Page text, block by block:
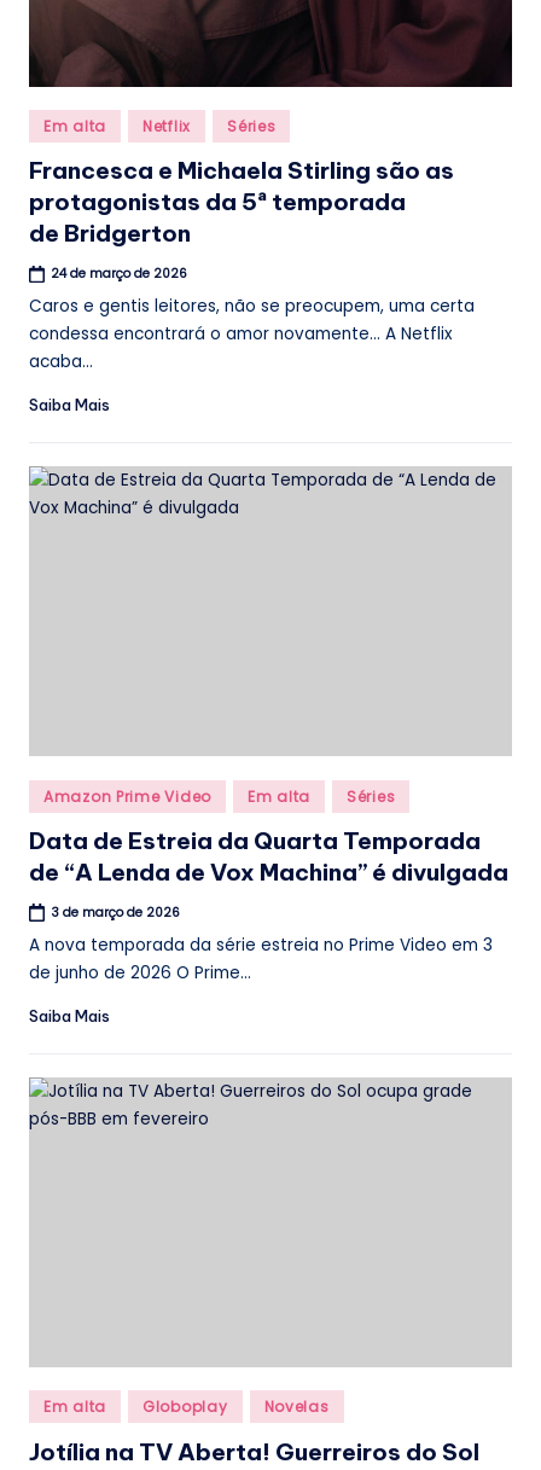
Posted
in
Em alta Netflix Séries
Francesca e Michaela Stirling são as
protagonistas da 5ª temporada
de Bridgerton
24 de março de 2026
Caros e gentis leitores, não se preocupem, uma certa
condessa encontrará o amor novamente... A Netflix
acaba...
Saiba Mais
Posted
in
Amazon Prime Video Em alta Séries
Data de Estreia da Quarta Temporada
de “A Lenda de Vox Machina” é divulgada
3 de março de 2026
A nova temporada da série estreia no Prime Video em 3
de junho de 2026 O Prime...
Saiba Mais
Posted
in
Em alta Globoplay Novelas
Jotília na TV Aberta! Guerreiros do Sol